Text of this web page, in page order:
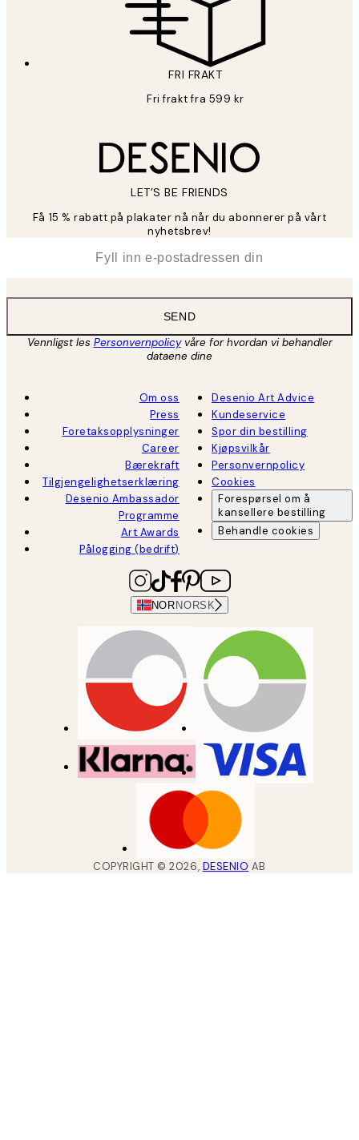
FRI FRAKT
Fri frakt fra 599 kr
LET’S BE FRIENDS
Få 15 % rabatt på plakater nå når du abonnerer på vårt
nyhetsbrev!
SEND
Vennligst les Personvernpolicyvåre for hvordan vi behandler
dataene dine
Om oss
Press
Foretaksopplysninger
Career
Bærekraft
Tilgjengelighetserklæring
Desenio Ambassador
Programme
Art Awards
Pålogging (bedrift)
Desenio Art Advice
Kundeservice
Spor din bestilling
Kjøpsvilkår
Personvernpolicy
Cookies
Forespørsel om å
kansellere bestilling
Behandle cookies
NOR NORSK
COPYRIGHT ©2026, DESENIO AB